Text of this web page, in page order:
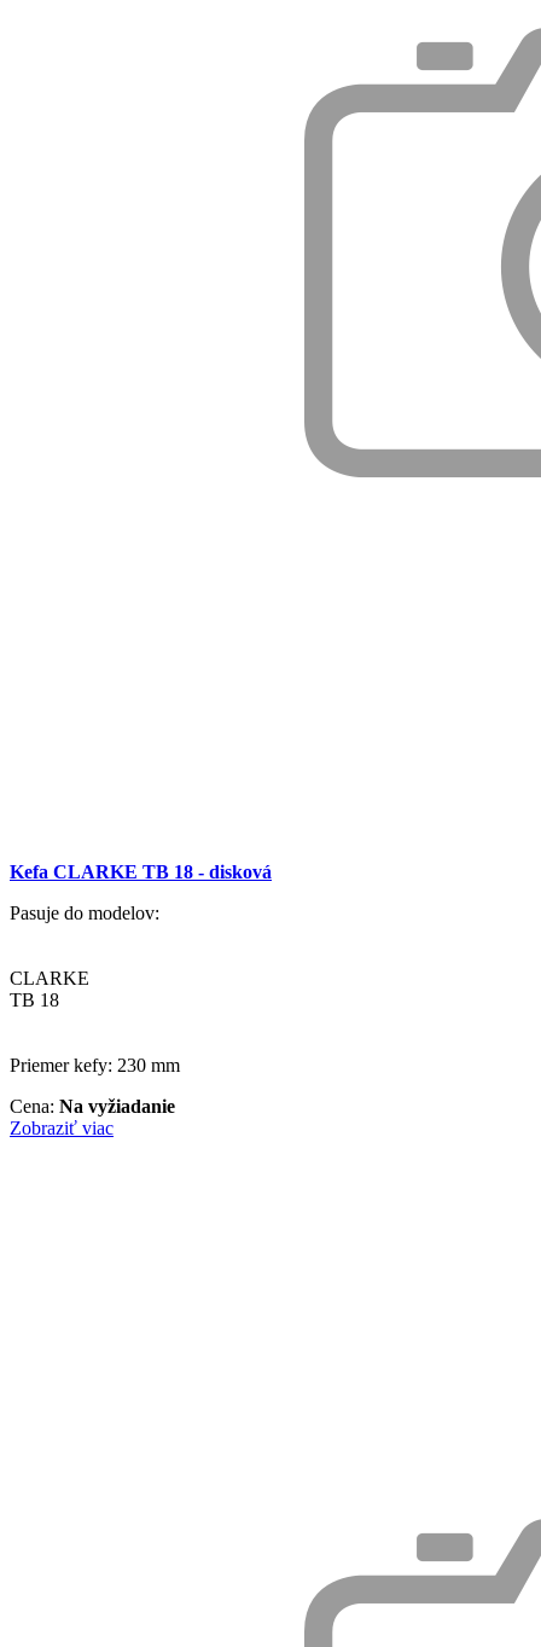
Kefa CLARKE TB 18 - disková
Pasuje do modelov:
CLARKE
TB 18
Priemer kefy: 230 mm
Cena: Na vyžiadanie
Zobraziť viac